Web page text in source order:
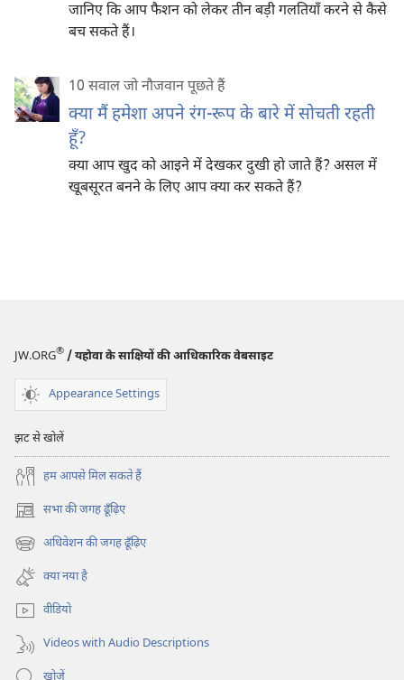
जानिए कि आप फैशन को लेकर तीन बड़ी गलतियाँ करने से कैसे
बच सकते हैं।
10 सवाल जो नौजवान पूछते हैं
क्या मैं हमेशा अपने रंग-रूप के बारे में सोचती रहती
हूँ?
क्या आप खुद को आइने में देखकर दुखी हो जाते हैं? असल में
खूबसूरत बनने के लिए आप क्या कर सकते हैं?
JW.ORG® / यहोवा के साक्षियों की आधिकारिक वेबसाइट
Appearance Settings
झट से खोलें
हम आपसे मिल सकते हैं
सभा की जगह ढूँढ़िए
(opens
new
window)
अधिवेशन की जगह ढूँढ़िए
(opens
new
window)
क्या नया है
वीडियो
Videos with Audio Descriptions